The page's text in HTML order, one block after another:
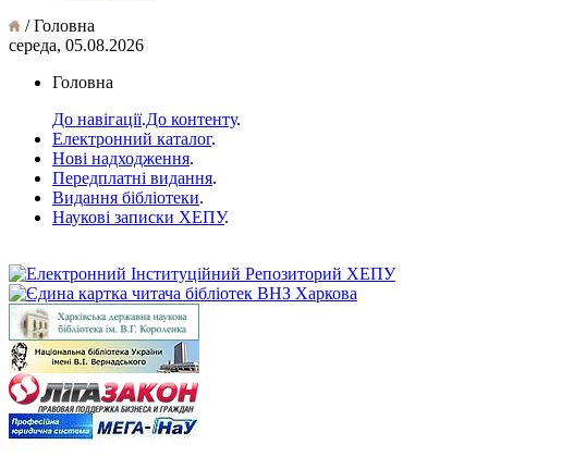
/ Головна
середа, 05.08.2026
Головна
До навігації.До контенту.
Електронний каталог.
Нові надходження.
Передплатні видання.
Видання бібліотеки.
Наукові записки ХЕПУ.